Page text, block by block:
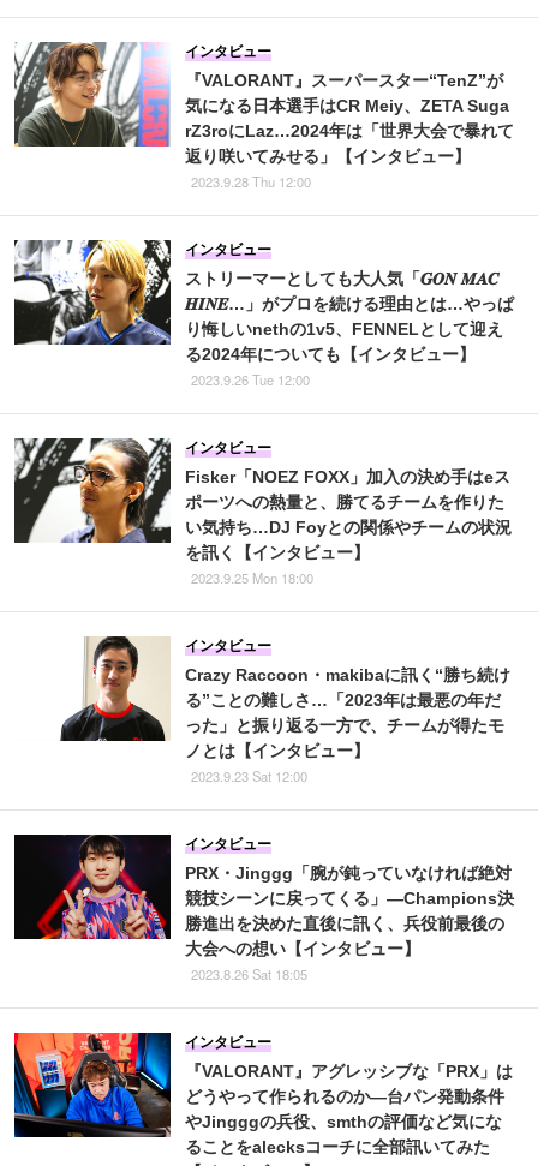
『VALORANT』スーパースター“TenZ”が
気になる日本選手はCR Meiy、ZETA Suga
rZ3roにLaz…2024年は「世界大会で暴れて
返り咲いてみせる」【インタビュー】
インタビュー
2023.9.28 Thu 12:00
ストリーマーとしても大人気「𝑮𝑶𝑵 𝑴𝑨𝑪
𝑯𝑰𝑵𝑬…」がプロを続ける理由とは…やっぱ
り悔しいnethの1v5、FENNELとして迎え
る2024年についても【インタビュー】
インタビュー
2023.9.26 Tue 12:00
Fisker「NOEZ FOXX」加入の決め手はeス
ポーツへの熱量と、勝てるチームを作りた
い気持ち…DJ Foyとの関係やチームの状況
を訊く【インタビュー】
インタビュー
2023.9.25 Mon 18:00
Crazy Raccoon・makibaに訊く“勝ち続け
る”ことの難しさ…「2023年は最悪の年だ
った」と振り返る一方で、チームが得たモ
ノとは【インタビュー】
インタビュー
2023.9.23 Sat 12:00
PRX・Jinggg「腕が鈍っていなければ絶対
競技シーンに戻ってくる」―Champions決
勝進出を決めた直後に訊く、兵役前最後の
大会への想い【インタビュー】
インタビュー
2023.8.26 Sat 18:05
『VALORANT』アグレッシブな「PRX」は
どうやって作られるのか―台パン発動条件
やJingggの兵役、smthの評価など気にな
ることをalecksコーチに全部訊いてみた
インタビュー